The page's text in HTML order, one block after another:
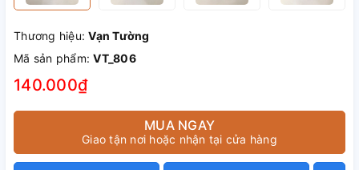
Thương hiệu:Vạn Tường
Mã sản phẩm:VT_806
140.000₫
MUA NGAY
Giao tận nơi hoặc nhận tại cửa hàng